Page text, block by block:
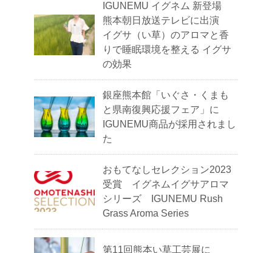
IGUNEMU イグネム 新登場
熊本朝日放送テレビに出演
イグサ（い草）のアロマと香
りで睡眠環境を整える イグサ
の効果
銀座熊本館「いぐさ・くまも
と県南復興応援フェア」に
IGUNEMU商品が採用されまし
た
おもてなしセレクション2023
受賞 イグネムイグサアロマ
シリーズ IGUNEMU Rush
Grass Aroma Series
第11回熊本い草工芸展に